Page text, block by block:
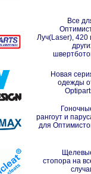
Все
Луч(Laser), 420
Новая
одежды
рангоут и
для
стопора на